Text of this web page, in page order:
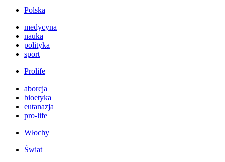
Polska
medycyna
nauka
polityka
sport
Prolife
aborcja
bioetyka
eutanazja
pro-life
Włochy
Świat